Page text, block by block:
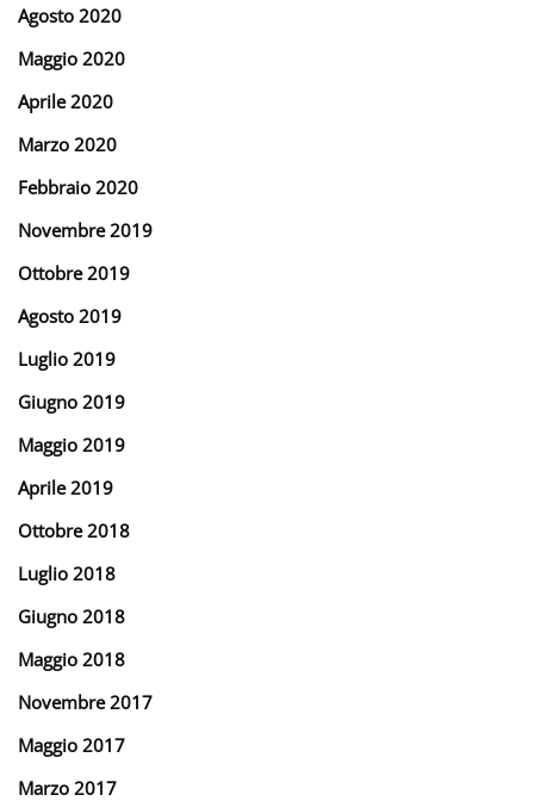
Agosto 2020
Maggio 2020
Aprile 2020
Marzo 2020
Febbraio 2020
Novembre 2019
Ottobre 2019
Agosto 2019
Luglio 2019
Giugno 2019
Maggio 2019
Aprile 2019
Ottobre 2018
Luglio 2018
Giugno 2018
Maggio 2018
Novembre 2017
Maggio 2017
Marzo 2017